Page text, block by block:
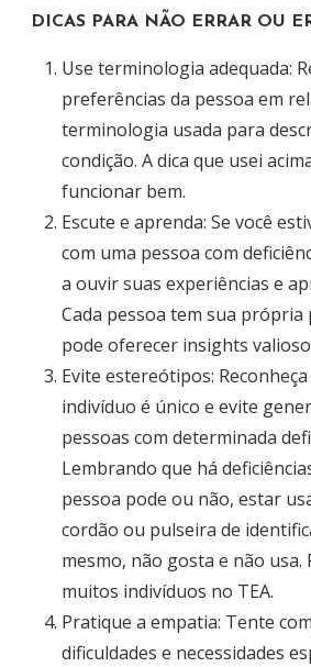
DICAS PARA NÃO ERRAR OU
Use terminologia adequada:
preferências da pessoa em
terminologia usada para
condição. A dica que usei
funcionar bem.
Escute e aprenda: Se você
com uma pessoa com
a ouvir suas experiências e
Cada pessoa tem sua própria
pode oferecer insights
Evite estereótipos: Reconheça
indivíduo é único e evite
pessoas com determinada
Lembrando que há
pessoa pode ou não, estar
cordão ou pulseira de
mesmo, não gosta e não usa.
muitos indivíduos no TEA.
Pratique a empatia: Tente
dificuldades e necessidades